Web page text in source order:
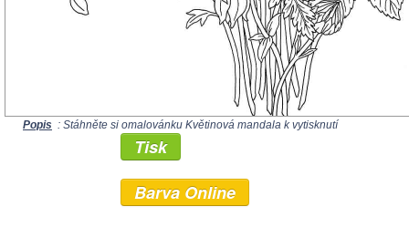
Popis : Stáhněte si omalovánku Květinová mandala k vytisknutí
Tisk
Barva Online